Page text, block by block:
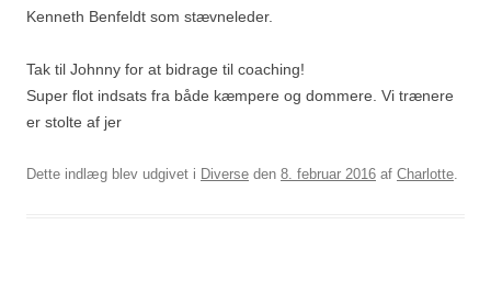
Kenneth Benfeldt som stævneleder.
Tak til Johnny for at bidrage til coaching!
Super flot indsats fra både kæmpere og dommere. Vi trænere
er stolte af jer
Dette indlæg blev udgivet i Diverse den 8. februar 2016 af Charlotte.